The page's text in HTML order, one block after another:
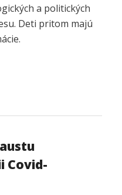
a politických
Deti pritom majú
Covid-